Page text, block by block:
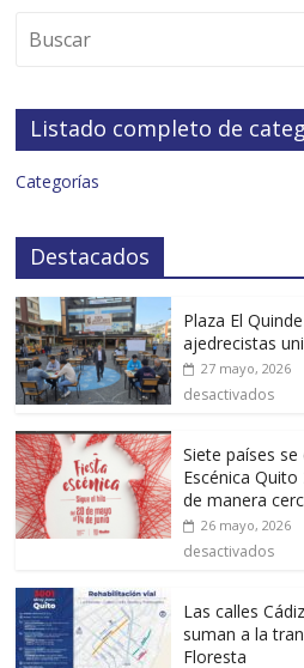
Listado completo de
Categorías
Destacados
Plaza El
ajedrecistas
27 mayo, 2026
desactivados
Siete países
Escénica
de manera
26 mayo, 2026
desactivados
Las calles
suman a la
Floresta